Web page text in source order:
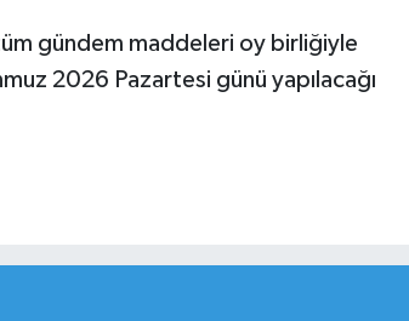
gündem maddeleri oy birliğiyle
2026 Pazartesi günü yapılacağı